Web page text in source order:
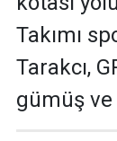
Takımı
Tarakcı,
gümüş ve